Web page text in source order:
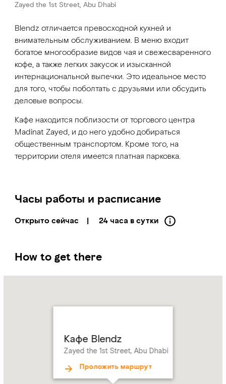
Zayed the 1st Street, Abu Dhabi
Blendz отличается превосходной кухней и
внимательным обслуживанием. В меню входит
богатое многообразие видов чая и свежесваренного
кофе, а также легких закусок и изысканной
интернациональной выпечки. Это идеальное место
для того, чтобы поболтать с друзьями или обсудить
деловые вопросы.
Кафе находится поблизости от торгового центра
Madinat Zayed, и до него удобно добираться
общественным транспортом. Кроме того, на
территории отеля имеется платная парковка.
Часы работы и расписание
Открыто сейчас | 24 часа в сутки
How to get there
Zayed
Кафе Blendz
Zayed the 1st Street, Abu Dhabi
Проложить маршрут